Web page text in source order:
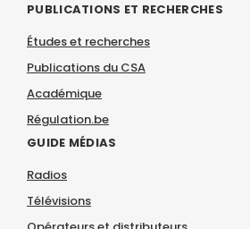
PUBLICATIONS ET RECHERCHES
Études et recherches
Publications du CSA
Académique
Régulation.be
GUIDE MÉDIAS
Radios
Télévisions